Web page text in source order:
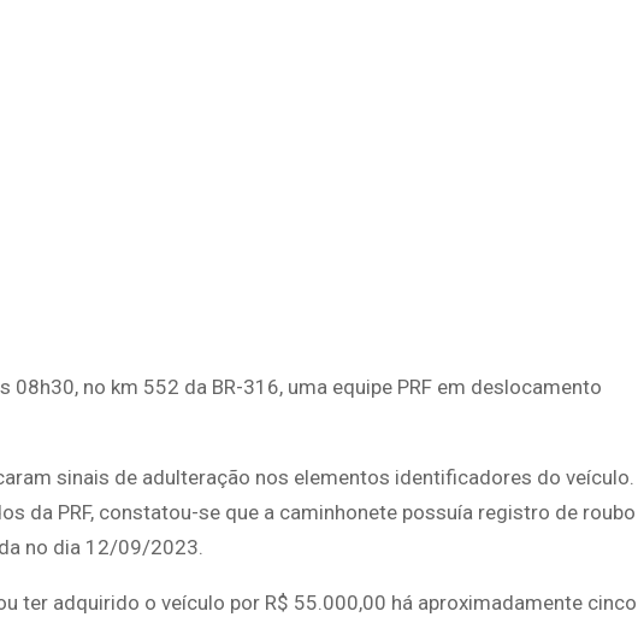
no km 552 da BR-316, uma equipe PRF em deslocamento
sinais de adulteração nos elementos identificadores do veículo.
da PRF, constatou-se que a caminhonete possuía registro de roubo
no dia 12/09/2023.
ter adquirido o veículo por R$ 55.000,00 há aproximadamente cinco